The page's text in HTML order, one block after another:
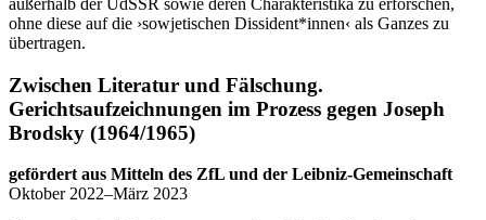
ohne diese auf die ›sowjetischen Dissident*innen‹ als Ganzes zu
übertragen.
Zwischen Literatur und Fälschung.
Gerichtsaufzeichnungen im Prozess gegen Joseph
Brodsky (1964/1965)
gefördert aus Mitteln des ZfL und der Leibniz-Gemeinschaft
Oktober 2022–März 2023